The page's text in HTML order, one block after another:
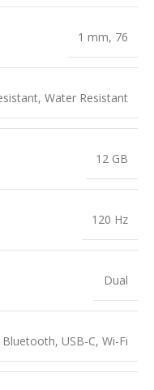
1 mm, 76
, Water Resistant
12 GB
120 Hz
Dual
Bluetooth, USB-C, Wi-Fi